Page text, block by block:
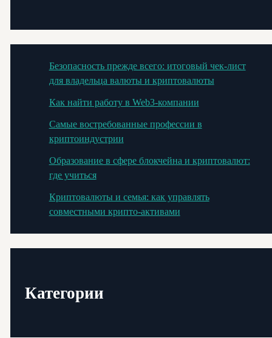
Безопасность прежде всего: итоговый чек-лист
для владельца валюты и криптовалюты
Как найти работу в Web3-компании
Самые востребованные профессии в
криптоиндустрии
Образование в сфере блокчейна и криптовалют:
где учиться
Криптовалюты и семья: как управлять
совместными крипто-активами
Категории